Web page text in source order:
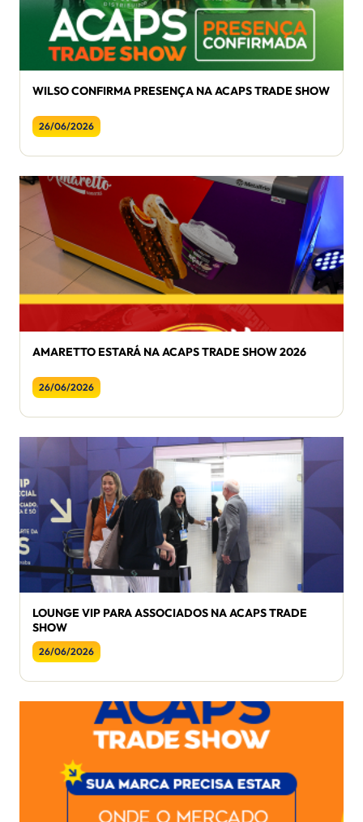
WILSO CONFIRMA PRESENÇA NA ACAPS TRADE SHOW
26/06/2026
AMARETTO ESTARÁ NA ACAPS TRADE SHOW 2026
26/06/2026
LOUNGE VIP PARA ASSOCIADOS NA ACAPS TRADE
SHOW
26/06/2026